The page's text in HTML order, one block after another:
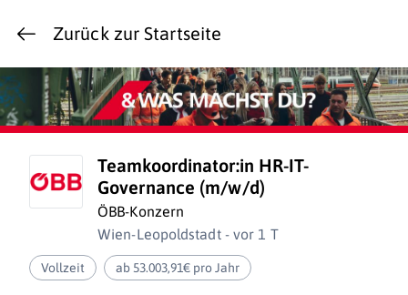
Zurück zur Startseite
Teamkoordinator:in HR-IT-
Governance (m/w/d)
ÖBB-Konzern
Wien-Leopoldstadt - vor 1 T
Vollzeit ab 53.003,91€ pro Jahr